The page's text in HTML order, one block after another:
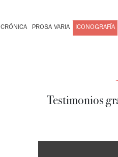
CRÓNICA PROSA VARIA ICONOGRAFÍA
Testimonios